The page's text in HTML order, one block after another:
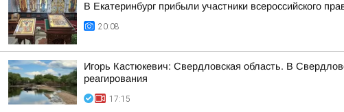
В Екатеринбург прибыли участники всероссийского
20:08
Игорь Кастюкевич: Свердловская область. В
реагирования
17:15